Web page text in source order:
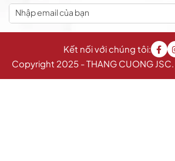
Copyright 2025 - THANG CUONG
Kết nối với chúng tôi: